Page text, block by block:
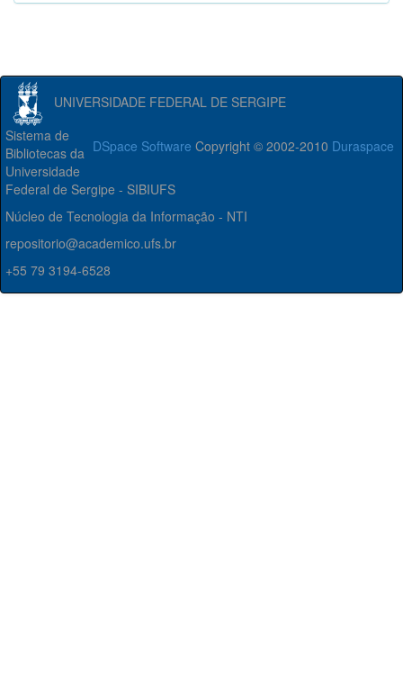
UNIVERSIDADE FEDERAL DE SERGIPE
DSpace Software Copyright © 2002-2010 Duraspace
Sistema de
Bibliotecas da
Universidade
Federal de Sergipe - SIBIUFS
Núcleo de Tecnologia da Informação - NTI
repositorio@academico.ufs.br
+55 79 3194-6528